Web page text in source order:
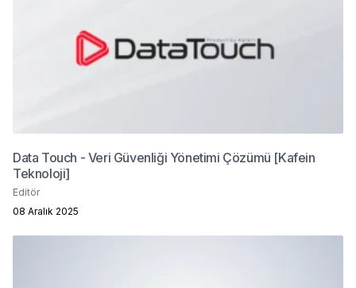
Data Touch - Veri Güvenliği Yönetimi Çözümü [Kafein
Teknoloji]
Editör
08 Aralık 2025